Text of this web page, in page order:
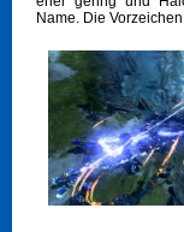
Name. Die